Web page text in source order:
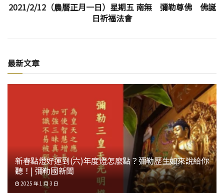
2021/2/12（農曆正月一日）星期五 南無 彌勒尊佛 佛誕
日祈福法會
最新文章
新春點燈好運到(六)年度燈怎麼點？彌勒歷生如來說給你
聽！| 彌勒國新聞
2025 年 1 月 3 日